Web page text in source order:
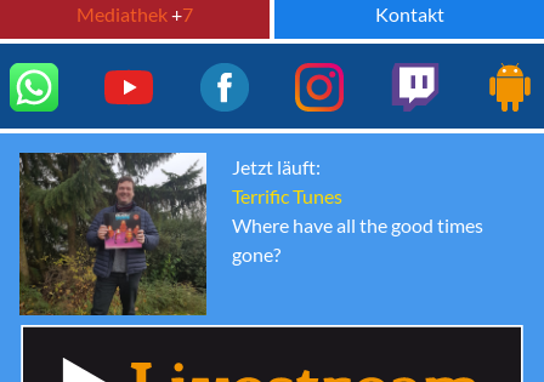
Mediathek+7 Kontakt
Jetzt läuft:
Terrific Tunes
Where have all the good times
gone?